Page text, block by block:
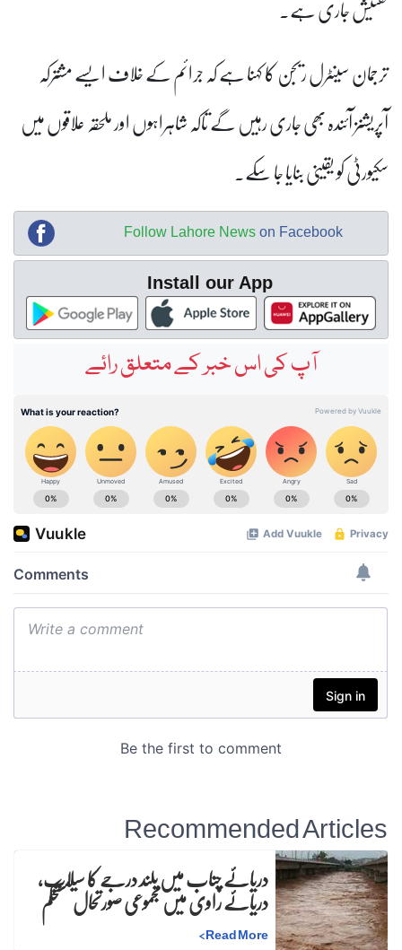
تفتیش جاری ہے۔
ترجمان سینٹرل ریجن کا کہنا ہے کہ جرائم کے خلاف ایسے مشترکہ
آپریشنز آئندہ بھی جاری رہیں گے تاکہ شاہراہوں اور ملحقہ علاقوں میں
سکیورٹی کو یقینی بنایا جا سکے۔
Follow Lahore News on Facebook
Install our App
آپ کی اس خبر کے متعلق رائے
Recommended Articles
دریائے چناب میں بلند درجے کا سیلاب،
دریائے راوی میں مجموعی صورتحال مستحکم
Read More
>